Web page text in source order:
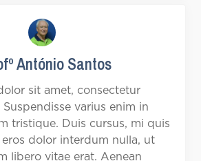
António Santos
sit amet, consectetur
varius enim in
tristique. Duis cursus, mi quis
eros dolor interdum nulla, ut
libero vitae erat. Aenean